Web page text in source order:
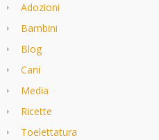
Adozioni
Bambini
Blog
Cani
Media
Ricette
Toelettatura